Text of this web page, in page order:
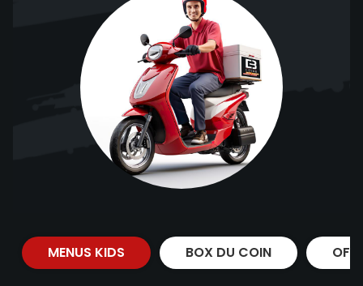
MENUS KIDS BOX DU COIN